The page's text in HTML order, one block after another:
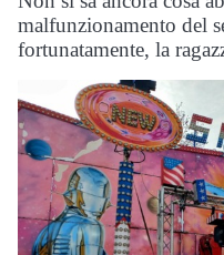
malfunzionamento del
fortunatamente, la